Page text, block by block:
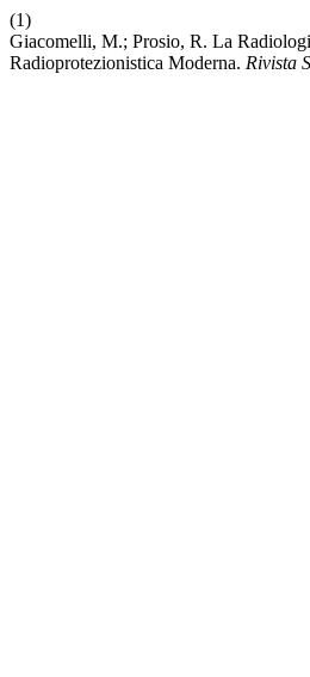
(1)
Giacomelli, M.; Prosio, R. La
Radioprotezionistica Moderna. Rivista